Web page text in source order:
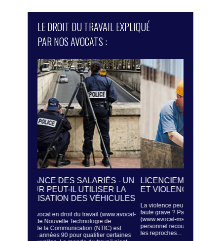
LE DROIT DU TRAVAIL EXPLIQUÉ
PAR NOS AVOCATS :
LICENCIEMENT POUR FAUTE GRAVE
ET VIOLENCE
La violence peut-elle justifier un licenciement pour
faute grave ? Par Me Sassi, avocat en droit du travail
(www.avocat-ms.fr) Le licenciement pour motif
personnel recouvre différentes réalités et est fondé sur
les reproches...